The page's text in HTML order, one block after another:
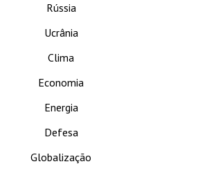
Rússia
Ucrânia
Clima
Economia
Energia
Defesa
Globalização